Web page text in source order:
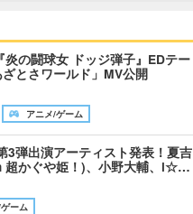
の闘球女 ドッジ弾子』EDテー
とさワールド」MV公開
アニメ/ゲーム
3弾出演アーティスト発表！夏吉
超かぐや姫！)、小野大輔、i☆…
ーム